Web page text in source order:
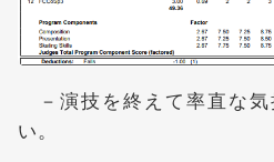
－演技を終えて率直な気
い。